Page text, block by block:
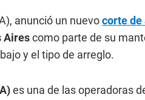
anunció un nuevocorte de
Airescomo parte de su
y el tipo de arreglo.
es una de las operadoras